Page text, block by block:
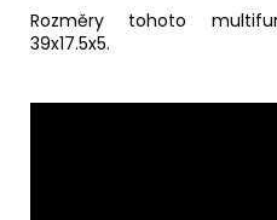
Rozměry tohoto
39x17.5x5.